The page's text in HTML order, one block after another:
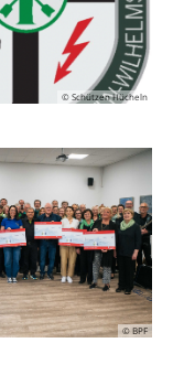
© Schützen Hücheln
© BPF